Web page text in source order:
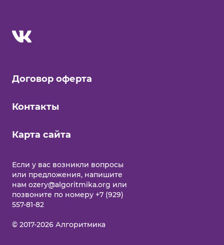
Договор оферта
Контакты
Карта сайта
Еcли у вас возникли вопросы
или предложения, напишите
нам ozery@algoritmika.org или
позвоните по номеру +7 (929)
557-81-82
© 2017-2026 Алгоритмика